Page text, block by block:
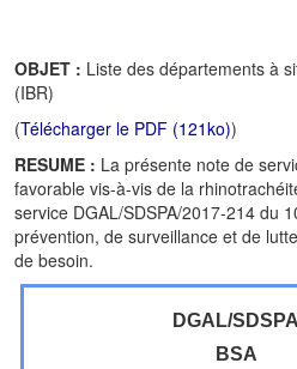
OBJET : Liste des départements à
(IBR)
(Télécharger le PDF (121ko))
RESUME : La présente note de
favorable vis-à-vis de la
service DGAL/SDSPA/2017-214 du
prévention, de surveillance et de
de besoin.
DGAL/
BSA